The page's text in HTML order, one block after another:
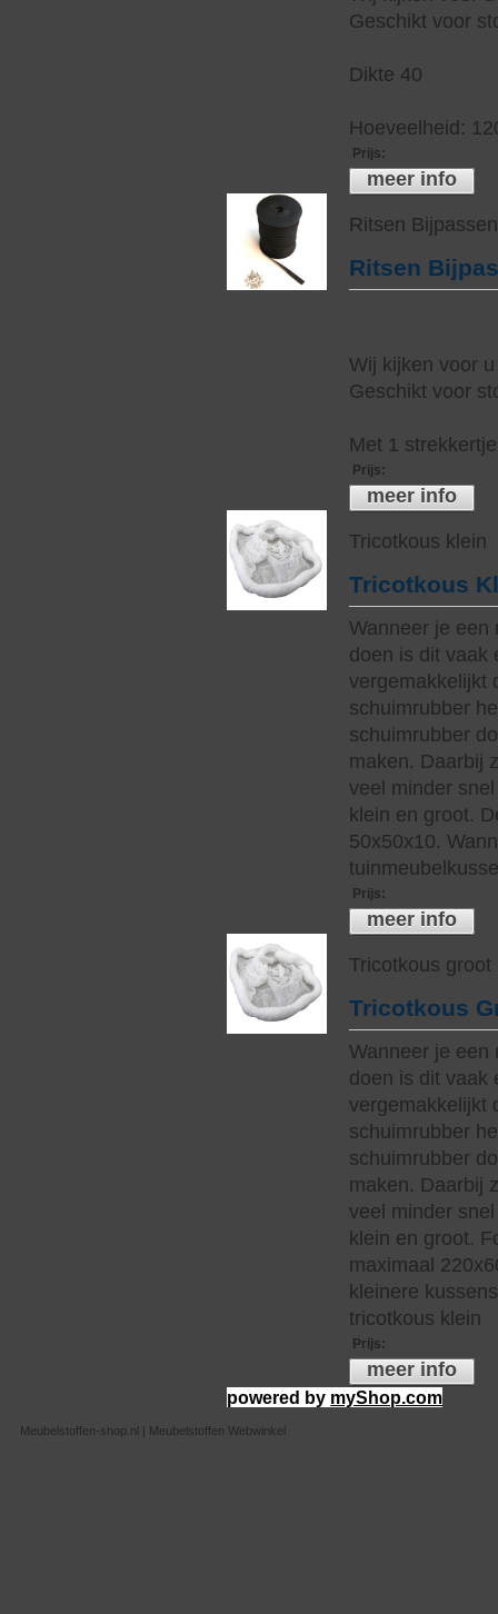
Geschikt voor
Dikte 40
Hoeveelheid:
Prijs:
meer info
Ritsen
Ritsen
Wij kijken voor
Geschikt voor
Met 1
Prijs:
meer info
Tricotkous klein
Tricotkous
Wanneer je een
doen is dit vaak
vergemakkelijkt
schuimrubber
schuimrubber
maken. Daarbij
veel minder
klein en groot.
50x50x10.
Prijs:
meer info
Tricotkous groot
Tricotkous
Wanneer je een
doen is dit vaak
vergemakkelijkt
schuimrubber
schuimrubber
maken. Daarbij
veel minder
klein en groot.
maximaal
kleinere
tricotkous klein
Prijs:
meer info
powered by myShop.com
Meubelstoffen-shop.nl | Meubelstoffen Webwinkel